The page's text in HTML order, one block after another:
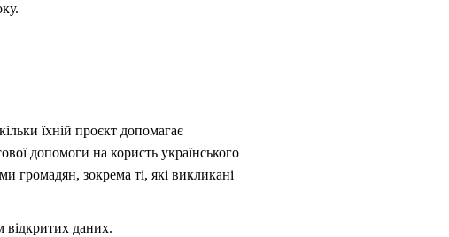
їхній проєкт допомагає
допомоги на користь українського
громадян, зокрема ті, які викликані
відкритих даних.